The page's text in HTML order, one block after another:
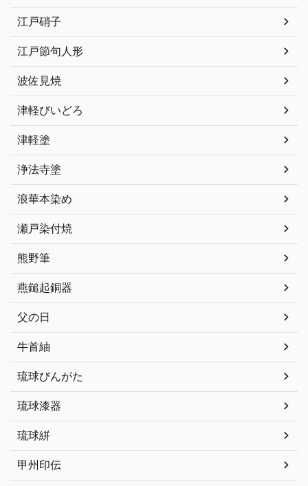
江戸硝子
江戸節句人形
波佐見焼
津軽びいどろ
津軽塗
浄法寺塗
浪華本染め
瀬戸染付焼
熊野筆
燕鎚起銅器
父の日
牛首紬
琉球びんがた
琉球漆器
琉球絣
甲州印伝